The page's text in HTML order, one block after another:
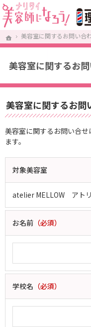
ホーム
美容室に関するお問い合
美容室に関するお
美容師になろう！は将来美容師を目
美容師になろう！ - 理念・教育に自
美容室に関するお問
美容室に関するお問い合
ます。
対象美容室
atelier MELLOW アト
お名前 （必須）
学校名 （必須）
ホーム
美容室に関するお問い合